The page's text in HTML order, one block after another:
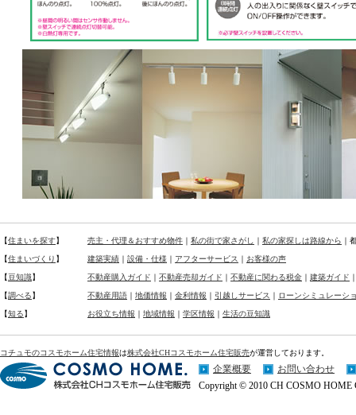
【住まいを探す】 売主・代理＆おすすめ物件 ｜ 私の街で家さがし ｜ 私の家探しは路線から ｜
【住まいづくり 】 建築実績 ｜ 設備・仕様 ｜ アフターサービス ｜ お客様の声
【豆知識】 不動産購入ガイド ｜ 不動産売却ガイド ｜ 不動産に関わる税金 ｜ 建築ガイド
【調べる】 不動産用語 ｜ 地価情報 ｜ 金利情報 ｜ 引越しサービス ｜ ローンシミュレーシ
【知る】 お役立ち情報 ｜ 地域情報 ｜ 学区情報 ｜ 生活の豆知識
コチュモのコスモホーム住宅情報は株式会社CHコスモホーム住宅販売が運営しております。
企業概要
お問い合わせ
Copyright © 2010 CH COSMO HOME